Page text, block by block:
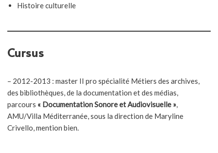
Histoire culturelle
Cursus
– 2012-2013 : master II pro spécialité Métiers des archives,
des bibliothèques, de la documentation et des médias,
parcours « Documentation Sonore et Audiovisuelle »,
AMU/Villa Méditerranée, sous la direction de Maryline
Crivello, mention bien.